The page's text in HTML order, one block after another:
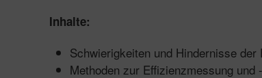
Inhalte:
Schwierigkeiten und Hindernisse der
Methoden zur Effizienzmessung und